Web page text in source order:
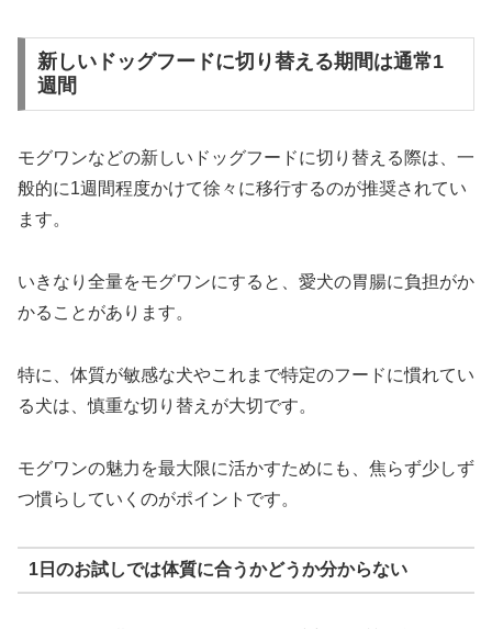
新しいドッグフードに切り替える期間は通常1
週間
モグワンなどの新しいドッグフードに切り替える際は、一
般的に1週間程度かけて徐々に移行するのが推奨されてい
ます。
いきなり全量をモグワンにすると、愛犬の胃腸に負担がか
かることがあります。
特に、体質が敏感な犬やこれまで特定のフードに慣れてい
る犬は、慎重な切り替えが大切です。
モグワンの魅力を最大限に活かすためにも、焦らず少しず
つ慣らしていくのがポイントです。
1日のお試しでは体質に合うかどうか分からない